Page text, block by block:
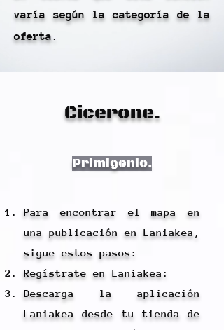
varía según la categoría de la
oferta.
Cicerone.
Primigenio.
Para encontrar el mapa en
una publicación en Laniakea,
sigue estos pasos:
Regístrate en Laniakea:
Descarga la aplicación
Laniakea desde tu tienda de